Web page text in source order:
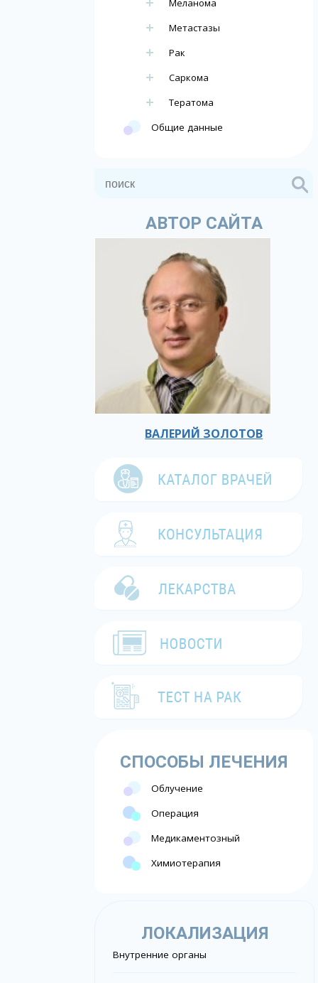
Меланома
Метастазы
Рак
Саркома
Тератома
Общие данные
АВТОР САЙТА
ВАЛЕРИЙ ЗОЛОТОВ
СПОСОБЫ ЛЕЧЕНИЯ
Облучение
Операция
Медикаментозный
Химиотерапия
ЛОКАЛИЗАЦИЯ
Внутренние органы